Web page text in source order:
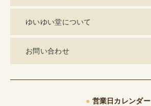
ゆいゆい堂について
お問い合わせ
● 営業日カレンダー